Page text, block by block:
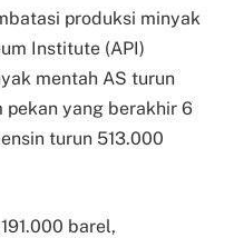
produksi minyak
Institute (API)
mentah AS turun
pekan yang berakhir 6
turun 513.000
barel,